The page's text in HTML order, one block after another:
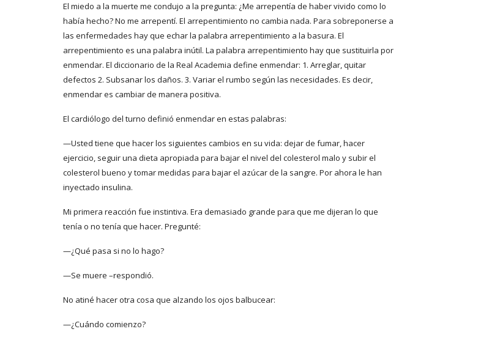
El miedo a la muerte me condujo a la pregunta: ¿Me arrepentía de haber vivido como lo
había hecho? No me arrepentí. El arrepentimiento no cambia nada. Para sobreponerse a
las enfermedades hay que echar la palabra arrepentimiento a la basura. El
arrepentimiento es una palabra inútil. La palabra arrepentimiento hay que sustituirla por
enmendar. El diccionario de la Real Academia define enmendar: 1. Arreglar, quitar
defectos 2. Subsanar los daños. 3. Variar el rumbo según las necesidades. Es decir,
enmendar es cambiar de manera positiva.
El cardiólogo del turno definió enmendar en estas palabras:
—Usted tiene que hacer los siguientes cambios en su vida: dejar de fumar, hacer
ejercicio, seguir una dieta apropiada para bajar el nivel del colesterol malo y subir el
colesterol bueno y tomar medidas para bajar el azúcar de la sangre. Por ahora le han
inyectado insulina.
Mi primera reacción fue instintiva. Era demasiado grande para que me dijeran lo que
tenía o no tenía que hacer. Pregunté:
—¿Qué pasa si no lo hago?
—Se muere –respondió.
No atiné hacer otra cosa que alzando los ojos balbucear:
—¿Cuándo comienzo?